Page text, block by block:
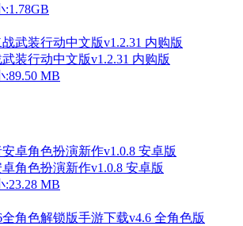
:1.78GB
装行动中文版v1.2.31 内购版
:89.50 MB
角色扮演新作v1.0.8 安卓版
:23.28 MB